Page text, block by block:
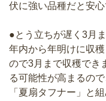
伏に強い品種だと安心
●とう立ちが遅く3月
年内から年明けに収
ので3月まで収穫でき
る可能性が高まるの
「夏扇タフナー」と